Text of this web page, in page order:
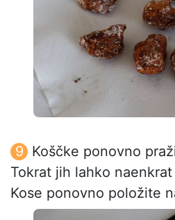
Koščke ponovno
Tokrat jih lahko
Kose ponovno položite